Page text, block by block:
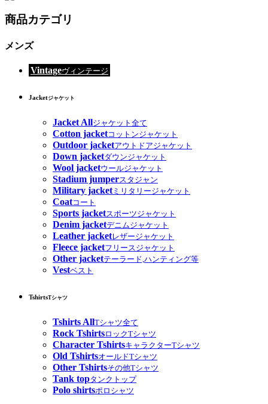
商品カテゴリ
メンズ
Vintageヴィンテージ
Jacketジャケット
Jacket Allジャケット全て
Cotton jacketコットンジャケット
Outdoor jacketアウトドアジャケット
Down jacketダウンジャケット
Wool jacketウールジャケット
Stadium jumperスタジャン
Military jacketミリタリージャケット
Coatコート
Sports jacketスポーツジャケット
Denim jacketデニムジャケット
Leather jacketレザージャケット
Fleece jacketフリースジャケット
Other jacketテーラード,ハンティング等
Vestベスト
TshirtsTシャツ
Tshirts AllTシャツ全て
Rock TshirtsロックTシャツ
Character TshirtsキャラクターTシャツ
Old TshirtsオールドTシャツ
Other Tshirtsその他Tシャツ
Tank topタンクトップ
Polo shirtsポロシャツ